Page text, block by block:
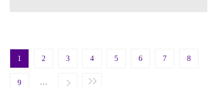
Pagination
1 2 3 4 5 6 7 8
9 …
Next › Last »
page